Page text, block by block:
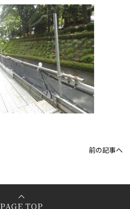
前の記事へ
PAGE TOP